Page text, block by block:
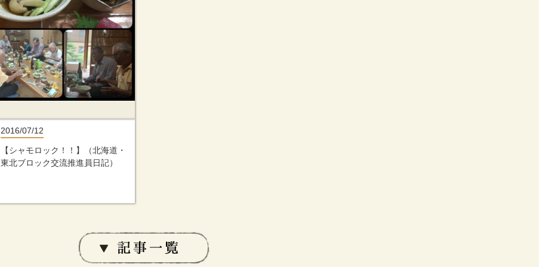
2016/07/12
【シャモロック！！】（北海道・
東北ブロック交流推進員日記）